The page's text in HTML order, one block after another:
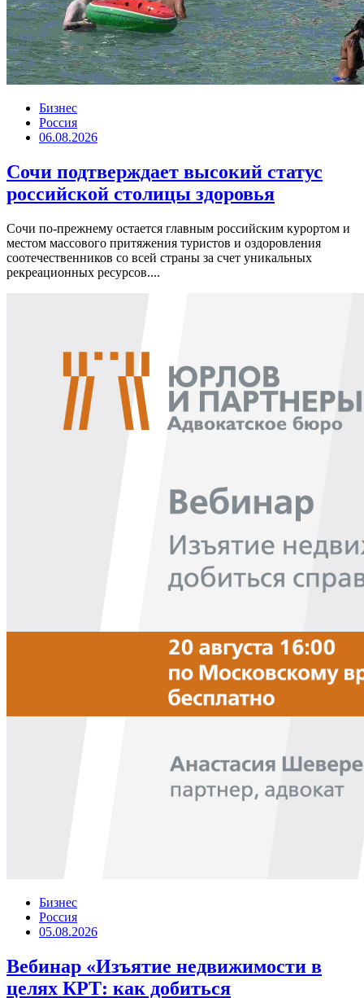
Бизнес
Россия
06.08.2026
Сочи подтверждает высокий статус
российской столицы здоровья
Сочи по-прежнему остается главным российским курортом и
местом массового притяжения туристов и оздоровления
соотечественников со всей страны за счет уникальных
рекреационных ресурсов....
Бизнес
Россия
05.08.2026
Вебинар «Изъятие недвижимости в
целях КРТ: как добиться